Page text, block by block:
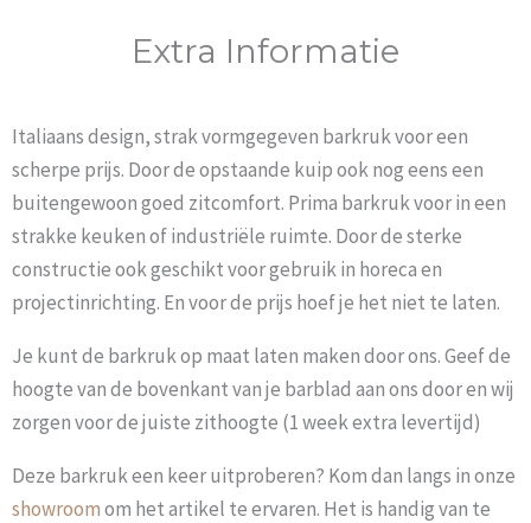
Extra Informatie
Italiaans design, strak vormgegeven barkruk voor een
scherpe prijs. Door de opstaande kuip ook nog eens een
buitengewoon goed zitcomfort. Prima barkruk voor in een
strakke keuken of industriële ruimte. Door de sterke
constructie ook geschikt voor gebruik in horeca en
projectinrichting. En voor de prijs hoef je het niet te laten.
Je kunt de barkruk op maat laten maken door ons. Geef de
hoogte van de bovenkant van je barblad aan ons door en wij
zorgen voor de juiste zithoogte (1 week extra levertijd)
Deze barkruk een keer uitproberen? Kom dan langs in onze
showroomom het artikel te ervaren. Het is handig van te